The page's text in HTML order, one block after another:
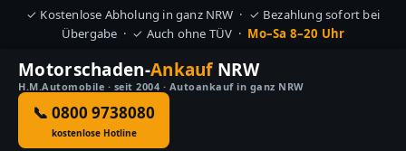
✓ Kostenlose Abholung in ganz NRW · ✓ Bezahlung sofort bei
Übergabe · ✓ Auch ohne TÜV · Mo–Sa 8–20 Uhr
Motorschaden-AnkaufNRW
H.M.Automobile · seit 2004 · Autoankauf in ganz NRW
📞 0800 9738080
kostenlose Hotline